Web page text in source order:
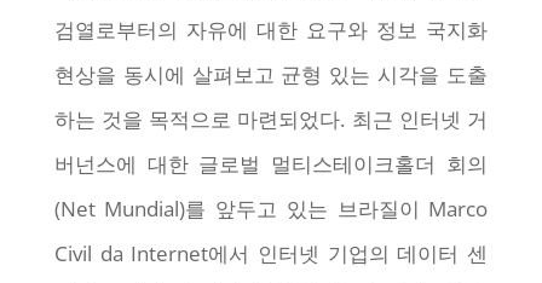
검열로부터의 자유에 대한 요구와 정보 국지화
현상을 동시에 살펴보고 균형 있는 시각을 도출
하는 것을 목적으로 마련되었다. 최근 인터넷 거
버넌스에 대한 글로벌 멀티스테이크홀더 회의
(Net Mundial)를 앞두고 있는 브라질이 Marco
Civil da Internet에서 인터넷 기업의 데이터 센